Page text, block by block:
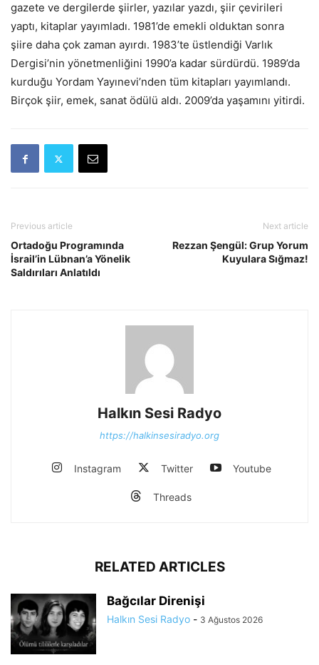
gazete ve dergilerde şiirler, yazılar yazdı, şiir çevirileri
yaptı, kitaplar yayımladı. 1981’de emekli olduktan sonra
şiire daha çok zaman ayırdı. 1983’te üstlendiği Varlık
Dergisi’nin yönetmenliğini 1990’a kadar sürdürdü. 1989’da
kurduğu Yordam Yayınevi’nden tüm kitapları yayımlandı.
Birçok şiir, emek, sanat ödülü aldı. 2009’da yaşamını yitirdi.
Previous article
Ortadoğu Programında
İsrail’in Lübnan’a Yönelik
Saldırıları Anlatıldı
Next article
Rezzan Şengül: Grup Yorum
Kuyulara Sığmaz!
Halkın Sesi Radyo
https://halkinsesiradyo.org
Instagram Twitter Youtube
Threads
RELATED ARTICLES
Bağcılar Direnişi
Halkın Sesi Radyo - 3 Ağustos 2026